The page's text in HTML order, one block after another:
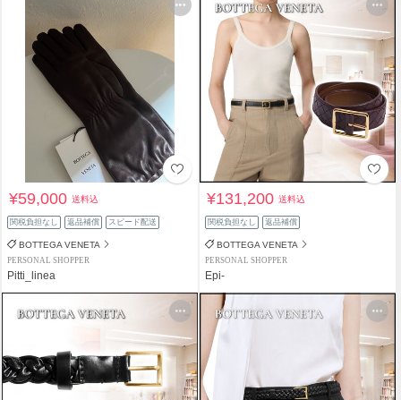
¥59,000送料込
関税負担なし 返品補償 スピード配送
BOTTEGA VENETA
PERSONAL SHOPPER
Pitti_linea
¥131,200送料込
関税負担なし 返品補償
BOTTEGA VENETA
PERSONAL SHOPPER
Epi-